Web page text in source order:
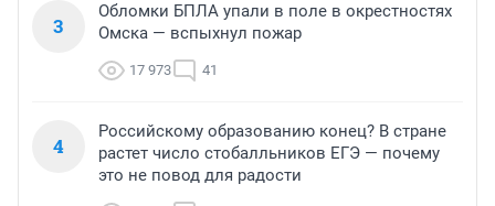
3
Обломки БПЛА упали в поле в окрестностях
Омска — вспыхнул пожар
17 973 41
4
Российскому образованию конец? В стране
растет число стобалльников ЕГЭ — почему
это не повод для радости